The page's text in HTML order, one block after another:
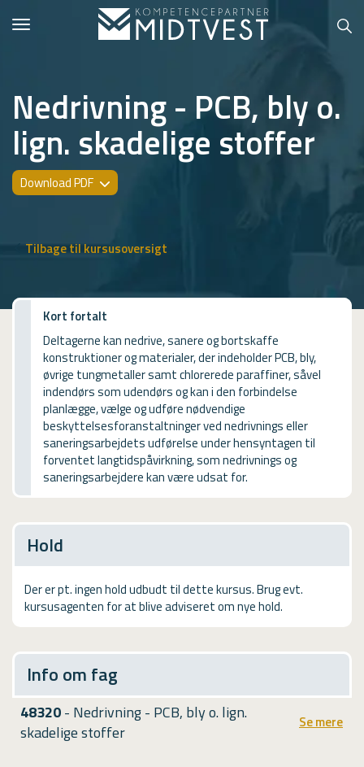
Hvem er vi?
Kontakt konsulent
ONLINE
USMA
Videoguides
Nedrivning - PCB, bly o.
lign. skadelige stoffer
Download PDF
Tilbage til kursusoversigt
Kort fortalt
Deltagerne kan nedrive, sanere og bortskaffe
konstruktioner og materialer, der indeholder PCB, bly,
øvrige tungmetaller samt chlorerede paraffiner, såvel
indendørs som udendørs og kan i den forbindelse
planlægge, vælge og udføre nødvendige
beskyttelsesforanstaltninger ved nedrivnings eller
saneringsarbejdets udførelse under hensyntagen til
forventet langtidspåvirkning, som nedrivnings og
saneringsarbejdere kan være udsat for.
Hold
Der er pt. ingen hold udbudt til dette kursus. Brug evt.
kursusagenten for at blive adviseret om nye hold.
Info om fag
48320- Nedrivning - PCB, bly o. lign.
skadelige stoffer
Se mere